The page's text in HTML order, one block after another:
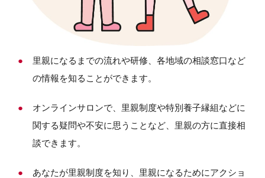
里親になるまでの流れや研修、各地域の相談窓口など
の情報を知ることができます。
オンラインサロンで、里親制度や特別養子縁組などに
関する疑問や不安に思うことなど、里親の方に直接相
談できます。
あなたが里親制度を知り、里親になるためにアクショ